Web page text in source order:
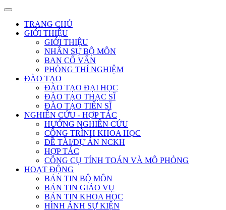
TRANG CHỦ
GIỚI THIỆU
GIỚI THIỆU
NHÂN SỰ BỘ MÔN
BAN CỐ VẤN
PHÒNG THÍ NGHIỆM
ĐÀO TẠO
ĐÀO TẠO ĐẠI HỌC
ĐÀO TẠO THẠC SĨ
ĐÀO TẠO TIẾN SĨ
NGHIÊN CỨU - HỢP TÁC
HƯỚNG NGHIÊN CỨU
CÔNG TRÌNH KHOA HỌC
ĐỀ TÀI/DỰ ÁN NCKH
HỢP TÁC
CÔNG CỤ TÍNH TOÁN VÀ MÔ PHỎNG
HOẠT ĐỘNG
BẢN TIN BỘ MÔN
BẢN TIN GIÁO VỤ
BẢN TIN KHOA HỌC
HÌNH ẢNH SỰ KIỆN